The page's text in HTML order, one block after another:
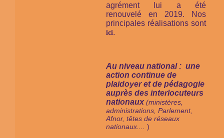
agrément lui a été
renouvelé en 2019. Nos
principales réalisations sont
ici.
Au niveau national : une
action continue de
plaidoyer et de pédagogie
auprès des interlocuteurs
nationaux (ministères,
administrations, Parlement,
Afnor, têtes de réseaux
nationaux....
)